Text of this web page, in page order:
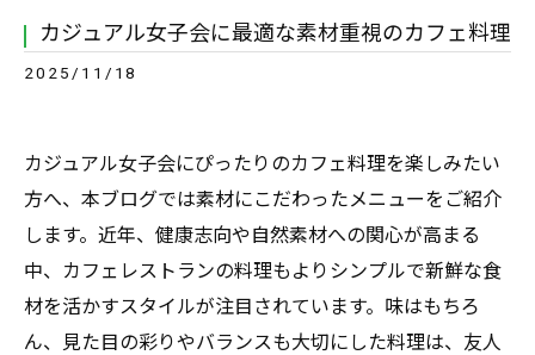
カジュアル女子会に最適な素材重視のカフェ料理
2025/11/18
カジュアル女子会にぴったりのカフェ料理を楽しみたい
方へ、本ブログでは素材にこだわったメニューをご紹介
します。近年、健康志向や自然素材への関心が高まる
中、カフェレストランの料理もよりシンプルで新鮮な食
材を活かすスタイルが注目されています。味はもちろ
ん、見た目の彩りやバランスも大切にした料理は、友人